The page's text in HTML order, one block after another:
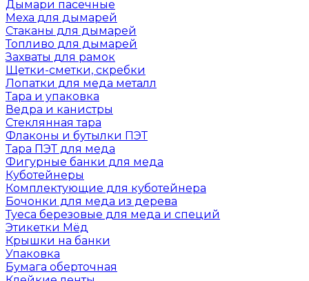
Дымари пасечные
Меха для дымарей
Стаканы для дымарей
Топливо для дымарей
Захваты для рамок
Щетки-сметки, скребки
Лопатки для меда металл
Тара и упаковка
Ведра и канистры
Стеклянная тара
Флаконы и бутылки ПЭТ
Тара ПЭТ для меда
Фигурные банки для меда
Куботейнеры
Комплектующие для куботейнера
Бочонки для меда из дерева
Туеса березовые для меда и специй
Этикетки Мёд
Крышки на банки
Упаковка
Бумага оберточная